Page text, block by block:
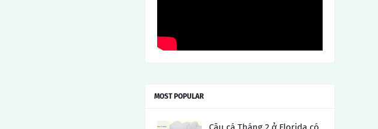
MOST POPULAR